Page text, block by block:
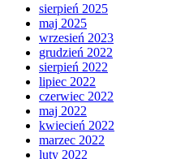
sierpień 2025
maj 2025
wrzesień 2023
grudzień 2022
sierpień 2022
lipiec 2022
czerwiec 2022
maj 2022
kwiecień 2022
marzec 2022
luty 2022